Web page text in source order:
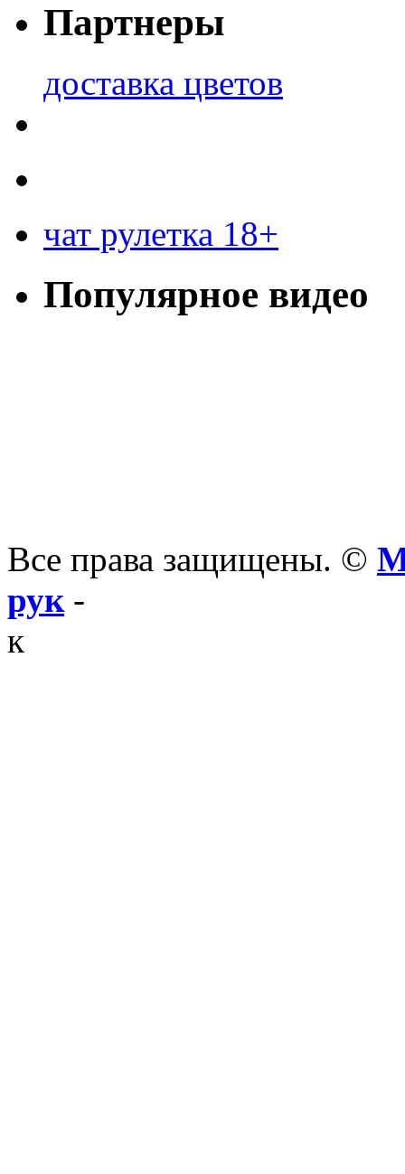
Партнеры
доставка цветов
чат рулетка 18+
Популярное видео
Все права защищены. ©
рук-
к